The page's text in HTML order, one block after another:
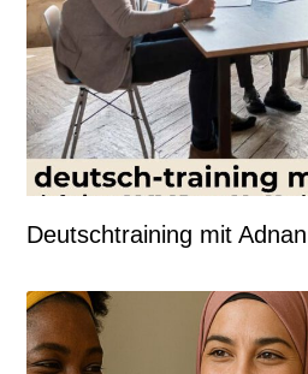
Deutschtraining mit Adnan